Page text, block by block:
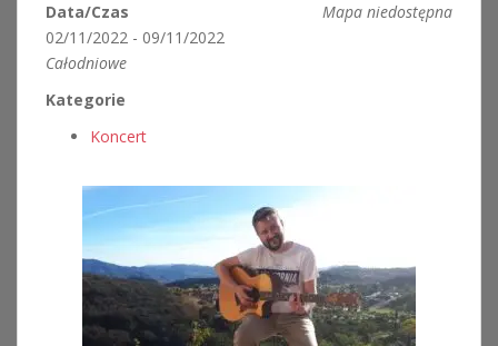
Mapa niedostępna
Data/Czas
02/11/2022 - 09/11/2022
Całodniowe
Kategorie
Koncert